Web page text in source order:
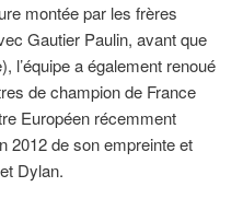
montée par les frères
Gautier Paulin, avant que
l’équipe a également renoué
de champion de France
Européen récemment
2012 de son empreinte et
Dylan.